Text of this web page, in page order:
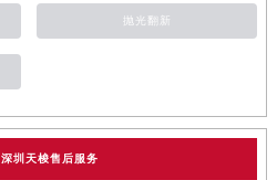
抛光翻新
深圳天梭售后服务